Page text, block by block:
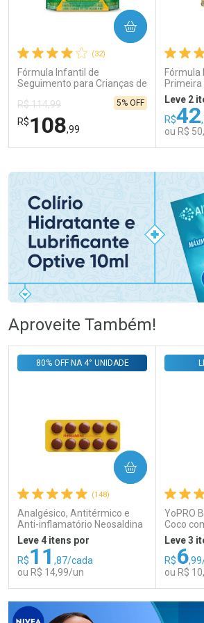
(32)
Fórmula Infantil de
Seguimento para Crianças de
Primeira Infância Nestonutri
2 Unidades de 800g cada
R$ 114,99
R$108,99
5% OFF
COMPRAR
Comprar sem Desconto
Por R$ 108,99/cada
Comprar sem Desconto
Por R$ 108,99/cada
Fórmula
Leve 2
R$42
ou R$
Por
Por
Por
Aproveite Também!
(148)
Analgésico, Antitérmico e
Anti-inflamatório Neosaldina
30mg + 300mg + 30mg 10
Drágeas
80% OFF NA 4° UNIDADE
Leve 4 itens por
R$11 ,87/cada
ou R$ 14,99/un
COMPRAR
FECHAR
FECHAR
YoPRO
Coco
de
Leve 3
R$6
ou R$